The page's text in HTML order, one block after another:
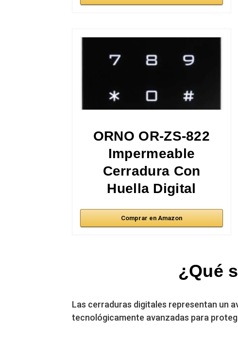
ORNO OR-ZS-822
Impermeable
Cerradura Con
Huella Digital
Comprar en Amazon
¿Qué
Las cerraduras digitales representan un
tecnológicamente avanzadas para